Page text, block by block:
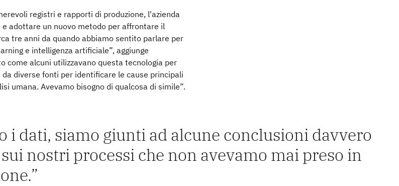
registri e rapporti di produzione, l'azienda
adottare un nuovo metodo per affrontare il
tre anni da quando abbiamo sentito parlare per
e intelligenza artificiale”, aggiunge
come alcuni utilizzavano questa tecnologia per
diverse fonti per identificare le cause principali
umana. Avevamo bisogno di qualcosa di simile”.
i dati, siamo giunti ad alcune conclusioni davvero
nostri processi che non avevamo mai preso in